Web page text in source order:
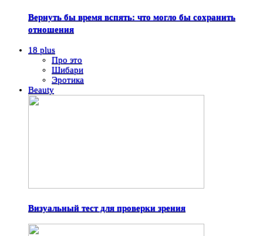
Вернуть бы время вспять: что могло бы сохранить
отношения
18 plus
Про это
Шибари
Эротика
Beauty
Визуальный тест для проверки зрения